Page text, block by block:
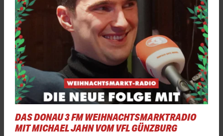
DAS DONAU 3 FM WEIHNACHTSMARKTRADIO
MIT MICHAEL JAHN VOM VFL GÜNZBURG